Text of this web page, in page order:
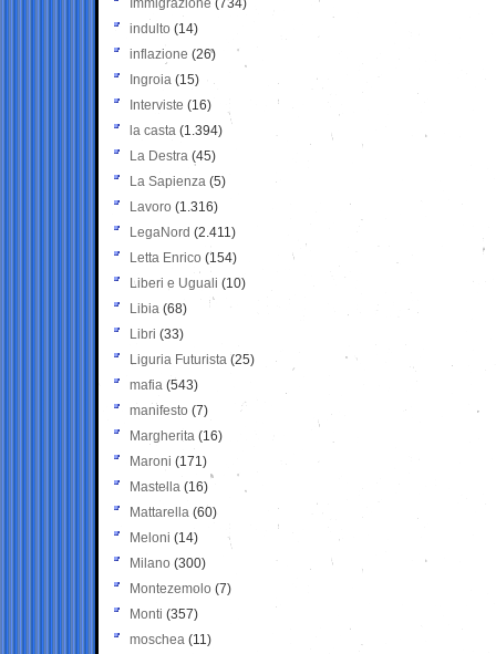
Immigrazione (734)
indulto (14)
inflazione (26)
Ingroia (15)
Interviste (16)
la casta (1.394)
La Destra (45)
La Sapienza (5)
Lavoro (1.316)
LegaNord (2.411)
Letta Enrico (154)
Liberi e Uguali (10)
Libia (68)
Libri (33)
Liguria Futurista (25)
mafia (543)
manifesto (7)
Margherita (16)
Maroni (171)
Mastella (16)
Mattarella (60)
Meloni (14)
Milano (300)
Montezemolo (7)
Monti (357)
moschea (11)